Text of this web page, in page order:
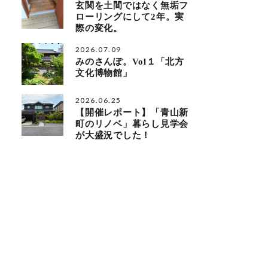
玄関を土間ではなく無垢フ
ローリングにして2年。実
際の変化。
2026.07.09
みのさんぽ。Vol１「北方
文化博物館」
2026.06.25
【開催レポート】「青山新
町のリノベ」暮らし見学会
が大盛況でした！